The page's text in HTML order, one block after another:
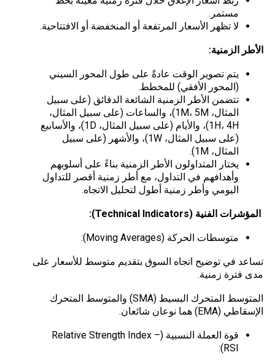
مستمر.
لا تظهر الأسعار المرتفعة أو المنخفضة أو الافتتاحية.
الأطر الزمنية:
يتم تصوير الوقت عادةً على طول المحور السيني
(المحور الأفقي) للمخطط.
تتضمن الأطر الزمنية الشائعة الدقائق (على سبيل
المثال، 1M، 5M)، والساعات (على سبيل المثال،
1H، 4H)، والأيام (على سبيل المثال، 1D)، والأسابيع
(على سبيل المثال، 1W)، والأشهر (على سبيل
المثال، 1M).
يختار المتداولون الأطر الزمنية بناءً على أسلوبهم
وأهدافهم في التداول، مع أطر زمنية أقصر للتداول
اليومي وأطر زمنية أطول لتحليل الاتجاه.
المؤشرات الفنية (Technical Indicators
):
متوسطات الحركة (Moving Averages):
تساعد في توضيح اتجاه السوق بتقديم متوسط للأسعار على
مدى فترة زمنية.
المتوسط المتحرك البسيط (SMA) والمتوسط المتحرك
الإسقاطي (EMA) هما نوعان شائعان.
قوة العملة النسبية (Relative Strength Index –
RSI):